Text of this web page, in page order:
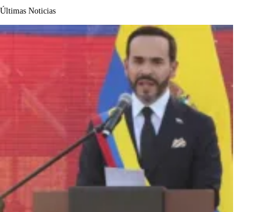
Últimas Noticias